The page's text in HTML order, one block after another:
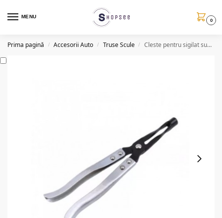
MENU
0
Prima pagină / Accesorii Auto / Truse Scule / Cleste pentru sigilat supape